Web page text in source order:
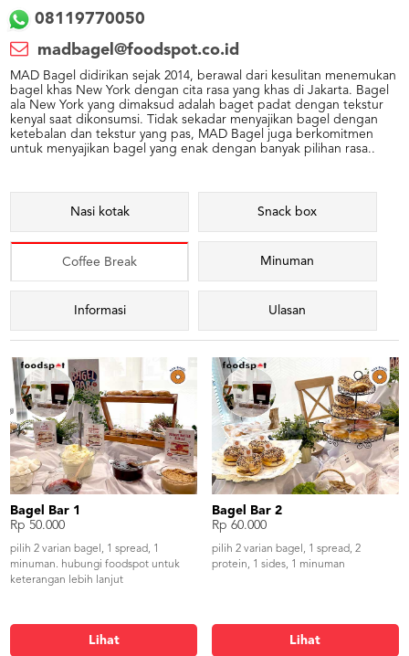
08119770050
madbagel@foodspot.co.id
MAD Bagel didirikan sejak 2014, berawal dari kesulitan menemukan
bagel khas New York dengan cita rasa yang khas di Jakarta. Bagel
ala New York yang dimaksud adalah baget padat dengan tekstur
kenyal saat dikonsumsi. Tidak sekadar menyajikan bagel dengan
ketebalan dan tekstur yang pas, MAD Bagel juga berkomitmen
untuk menyajikan bagel yang enak dengan banyak pilihan rasa..
Nasi kotak Snack box
Coffee Break Minuman
Informasi Ulasan
Bagel Bar 1
Rp 50.000
pilih 2 varian bagel, 1 spread, 1
minuman. hubungi foodspot untuk
keterangan lebih lanjut
Lihat
Bagel Bar 2
Rp 60.000
pilih 2 varian bagel, 1 spread, 2
protein, 1 sides, 1 minuman
Lihat